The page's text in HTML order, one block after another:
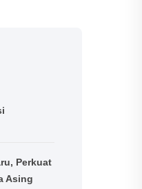
Perkuat
Asing